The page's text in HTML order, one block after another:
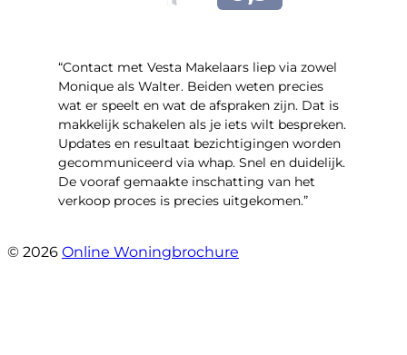
“Contact met Vesta Makelaars liep via zowel
Monique als Walter. Beiden weten precies
wat er speelt en wat de afspraken zijn. Dat is
makkelijk schakelen als je iets wilt bespreken.
Updates en resultaat bezichtigingen worden
gecommuniceerd via whap. Snel en duidelijk.
De vooraf gemaakte inschatting van het
verkoop proces is precies uitgekomen.”
© 2026 Online Woningbrochure